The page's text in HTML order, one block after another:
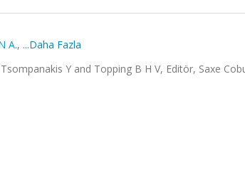
A., ...Daha Fazla
Y and Topping B H V, Editör, Saxe